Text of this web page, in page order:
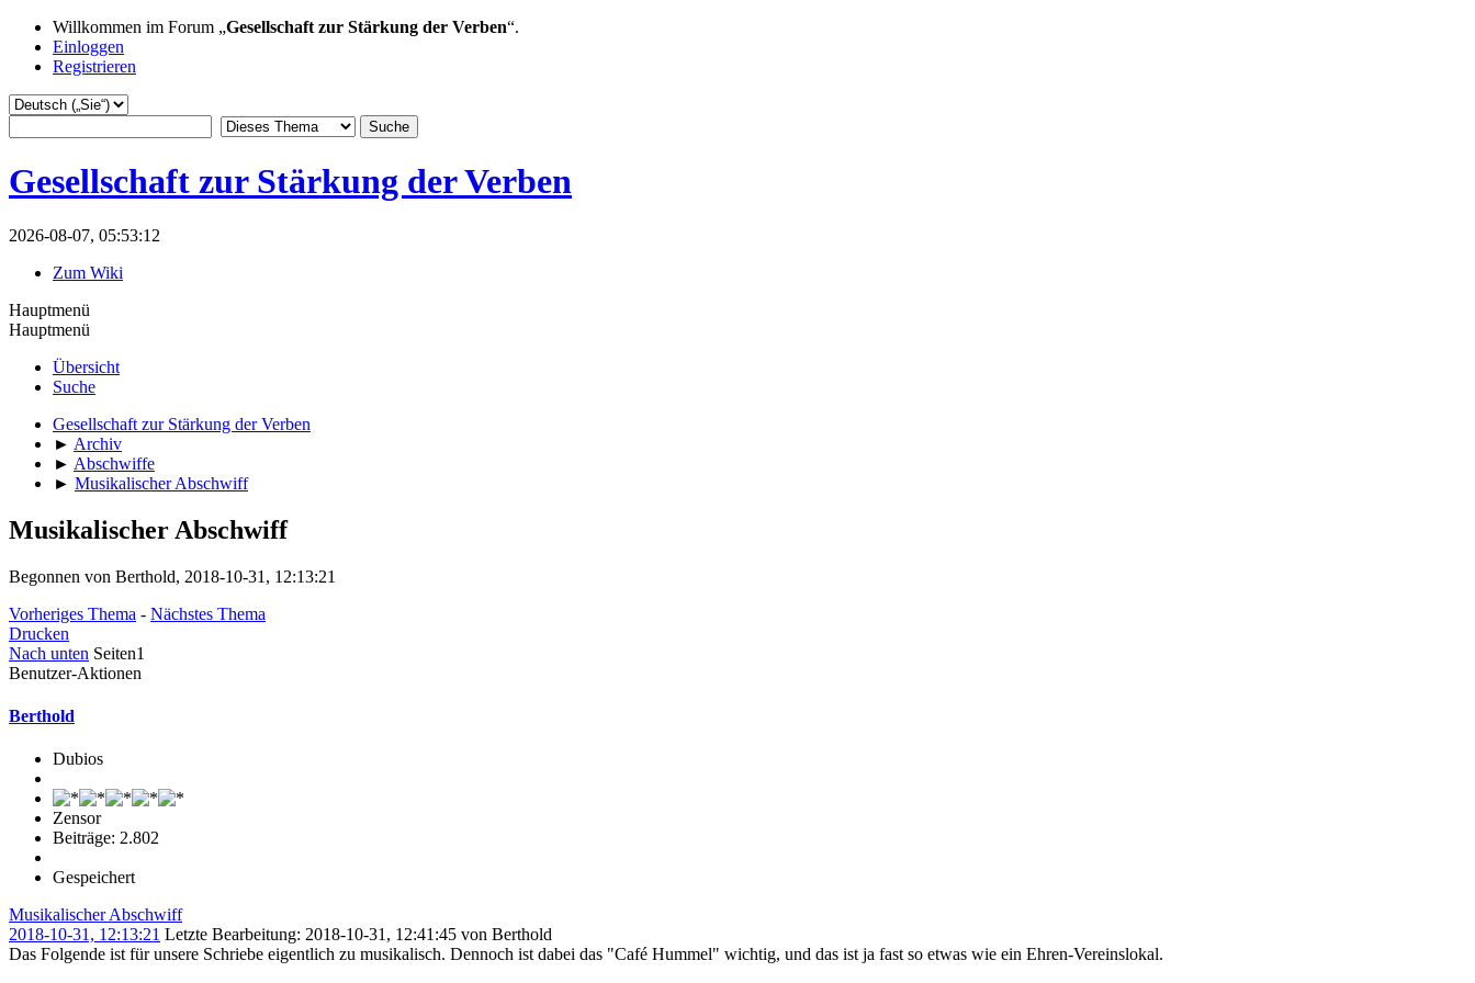
Willkommen im Forum „Gesellschaft zur Stärkung der Verben“.
Einloggen
Registrieren
Gesellschaft zur Stärkung der Verben
2026-08-07, 05:53:12
Zum Wiki
Hauptmenü
Hauptmenü
Übersicht
Suche
Gesellschaft zur Stärkung der Verben
► Archiv
► Abschwiffe
► Musikalischer Abschwiff
Musikalischer Abschwiff
Begonnen von Berthold, 2018-10-31, 12:13:21
Vorheriges Thema - Nächstes Thema
Drucken
Nach unten Seiten1
Benutzer-Aktionen
Berthold
Dubios
Zensor
Beiträge: 2.802
Gespeichert
Musikalischer Abschwiff
2018-10-31, 12:13:21 Letzte Bearbeitung: 2018-10-31, 12:41:45 von Berthold
Das Folgende ist für unsere Schriebe eigentlich zu musikalisch. Dennoch ist dabei das "Café Hummel" wichtig, und das ist ja fast so etwas wie ein Ehren-Vereinslokal.